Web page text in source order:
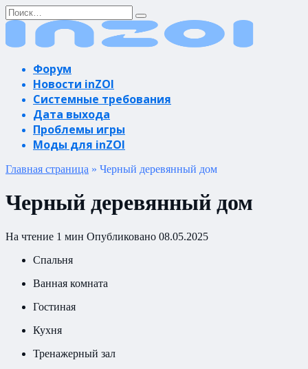
Перейти
к
содержанию
Search
for:
Форум
Новости inZOI
Системные требования
Дата выхода
Проблемы игры
Моды для inZOI
Главная страница » Черный деревянный дом
Черный деревянный дом
На чтение 1 мин Опубликовано 08.05.2025
Спальня
Ванная комната
Гостиная
Кухня
Тренажерный зал